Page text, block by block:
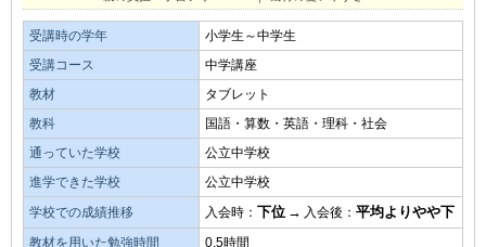
演習問題の量
少ない 平均
口コミ投稿者ID:2678223
不適切な口コミを報告する
中学への進学にあたり、勉強内容が難しくなり成績が落ちる
事への懸念で始めました。成績が上がるということはありま
せんでしたが、家での学習の定着、授業内容を理解できてい
るので始めて良かったと思います。
オプション講座の満足度
小学生の頃から文章問題が少し苦手だったので、読解力が上
がればいいなと思いつけました。
少しずつ読解力が上がり、本人も問題の意味がわからないと
いうことが減りました。
教材・授業動画の質・分かりやすさ
教材、授業の質共にわかりやすく、苦手教科の克服にはたい
へん役立ちました。
教材・授業動画の難易度
教材授業の難易度についてですが、苦手教科なので若干難し
い場面もあったみたいです
演習問題の量
受講時の学年
小学生～中学生
受講コース
中学講座
教材
タブレット
教科
国語・算数・英語・理科・社会
通っていた学校
公立中学校
進学できた学校
公立中学校
学校での成績推移
入会時： 下位 → 入会後： 平均よりやや下
教材を用いた勉強時間
0.5時間